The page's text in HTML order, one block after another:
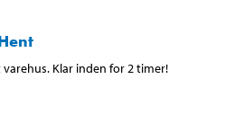
varehus. Klar inden for 2 timer!